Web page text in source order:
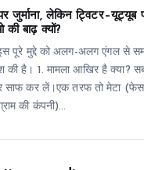
जुर्माना, लेकिन ट्विटर–यूट्यूब
की बाढ़ क्यों?
पूरे मुद्दे को अलग-अलग एंगल से
की है। 1. मामला आखिर है क्या?
साफ कर लें।एक तरफ तो मेटा
की कंपनी)…